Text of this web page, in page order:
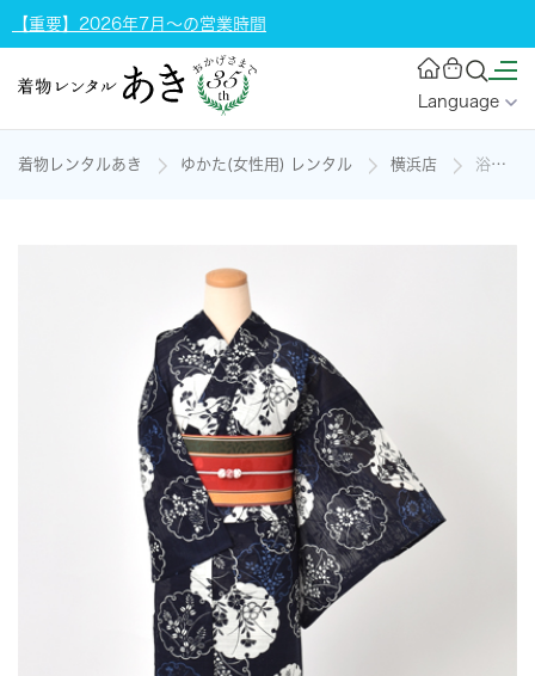
【重要】2026年7月～の営業時間
Language
着物レンタルあき ゆかた(女性用) レンタル 横浜店 浴衣[紺/雪輪・花]の着物レンタル